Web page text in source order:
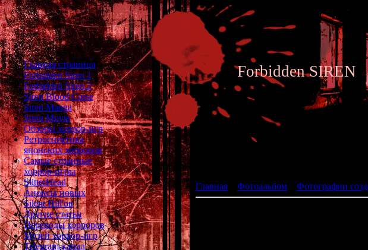
Главная страница
Forbidden Siren 1
Forbidden Siren 2
Siren Blood Curse
Siren Manga
Siren Movie
Обзоры хоррор-игр
Ретроспектива
японских хорроров
Самые странные
хоррор-игры
SlitterHead
Анонсы новых
Silent Hill'ов
Другие статьи
Переводы хорроров
Музей хоррор-игр
Telegram-канал
Forbidden SIREN
Главная Фотоальбом Фотографии